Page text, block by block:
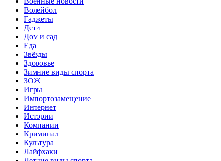
Волейбол
Гаджеты
Дети
Дом и сад
Еда
Звёзды
Здоровье
Зимние виды спорта
ЗОЖ
Игры
Импортозамещение
Интернет
Истории
Компании
Криминал
Культура
Лайфхаки